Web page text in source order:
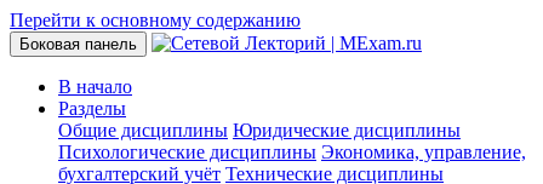
Перейти к основному содержанию
Боковая панель
В начало
Разделы
Общие дисциплины Юридические дисциплины
Психологические дисциплины Экономика, управление,
бухгалтерский учёт Технические дисциплины